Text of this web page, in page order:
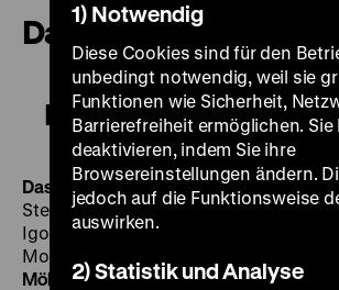
Das ideale Brautpaar
Das ideale Brautpaar
Das ideale BrautpaarBRD 1954, R:
Stemmle, B: Gerda Corbett, Robert
Igor Oberberg, D: Ingeborg Körner,
Mosbacher, 95‘
Möller Der Film zur gleichnamigen
1) Notwendig
Diese Cookies sind für den
unbedingt notwendig, weil sie
Funktionen wie Sicherheit,
Barrierefreiheit ermöglichen.
deaktivieren, indem Sie ihre
Browsereinstellungen ändern.
jedoch auf die Funktionsweise
auswirken.
2) Statistik und Analyse